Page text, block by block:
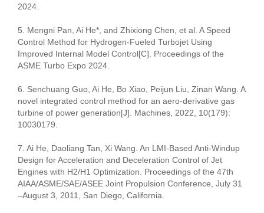
2024.
5. Mengni Pan, Ai He*, and Zhixiong Chen, et al. A Speed
Control Method for Hydrogen-Fueled Turbojet Using
Improved Internal Model Control[C]. Proceedings of the
ASME Turbo Expo 2024.
6. Senchuang Guo, Ai He, Bo Xiao, Peijun Liu, Zinan Wang. A
novel integrated control method for an aero-derivative gas
turbine of power generation[J]. Machines, 2022, 10(179):
10030179.
7. Ai He, Daoliang Tan, Xi Wang. An LMI-Based Anti-Windup
Design for Acceleration and Deceleration Control of Jet
Engines with H2/H1 Optimization. Proceedings of the 47th
AIAA/ASME/SAE/ASEE Joint Propulsion Conference, July 31
–August 3, 2011, San Diego, California.